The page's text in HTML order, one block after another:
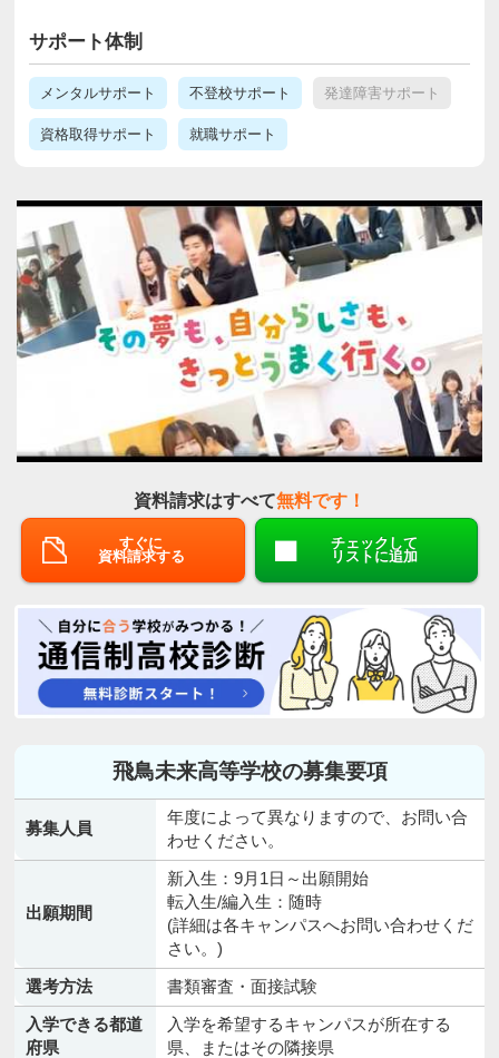
サポート体制
メンタルサポート 不登校サポート 発達障害サポート
資格取得サポート 就職サポート
資料請求はすべて無料です！
すぐに
資料請求する
チェックして
リストに追加
飛鳥未来高等学校の募集要項
募集人員
年度によって異なりますので、お問い合
わせください。
出願期間
新入生：9月1日～出願開始
転入生/編入生：随時
(詳細は各キャンパスへお問い合わせくだ
さい。)
選考方法
書類審査・面接試験
入学できる都道
府県
入学を希望するキャンパスが所在する
県、またはその隣接県